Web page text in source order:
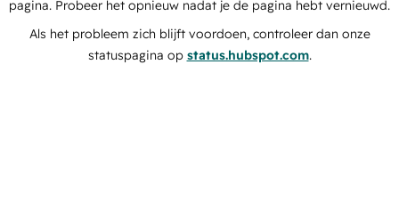
pagina. Probeer het opnieuw nadat je de pagina hebt vernieuwd.
Als het probleem zich blijft voordoen, controleer dan onze
statuspagina op status.hubspot.com.